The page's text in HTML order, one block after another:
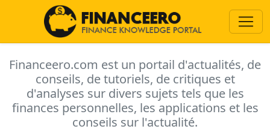
Financeero.com est un portail d'actualités, de
conseils, de tutoriels, de critiques et
d'analyses sur divers sujets tels que les
finances personnelles, les applications et les
conseils sur l'actualité.